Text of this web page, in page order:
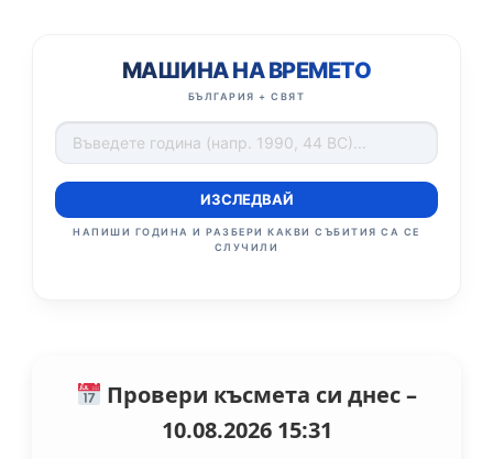
МАШИНА НА ВРЕМЕТО
БЪЛГАРИЯ + СВЯТ
ИЗСЛЕДВАЙ
НАПИШИ ГОДИНА И РАЗБЕРИ КАКВИ СЪБИТИЯ СА СЕ
СЛУЧИЛИ
Провери късмета си днес –
10.08.2026 15:31